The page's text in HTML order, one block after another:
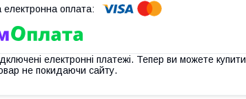
електронні платежі. Тепер ви можете купити
не покидаючи сайту.